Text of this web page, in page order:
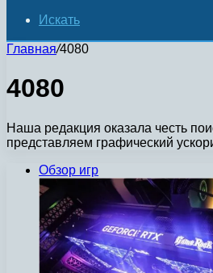
Искать
Главная/4080
4080
Наша редакция оказала честь
представляем графический
Обзор игр